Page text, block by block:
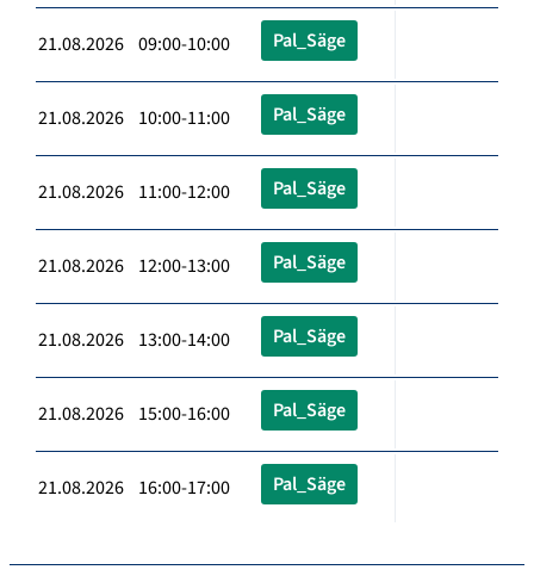
21.08.2026 09:00-10:00 Pal_Säge
21.08.2026 10:00-11:00 Pal_Säge
21.08.2026 11:00-12:00 Pal_Säge
21.08.2026 12:00-13:00 Pal_Säge
21.08.2026 13:00-14:00 Pal_Säge
21.08.2026 15:00-16:00 Pal_Säge
21.08.2026 16:00-17:00 Pal_Säge